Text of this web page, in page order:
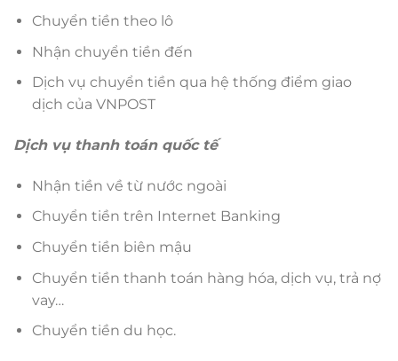
Chuyển tiền theo lô
Nhận chuyển tiền đến
Dịch vụ chuyển tiền qua hệ thống điểm giao
dịch của VNPOST
Dịch vụ thanh toán quốc tế
Nhận tiền về từ nước ngoài
Chuyển tiền trên Internet Banking
Chuyển tiền biên mậu
Chuyển tiền thanh toán hàng hóa, dịch vụ, trả nợ
vay…
Chuyển tiền du học.